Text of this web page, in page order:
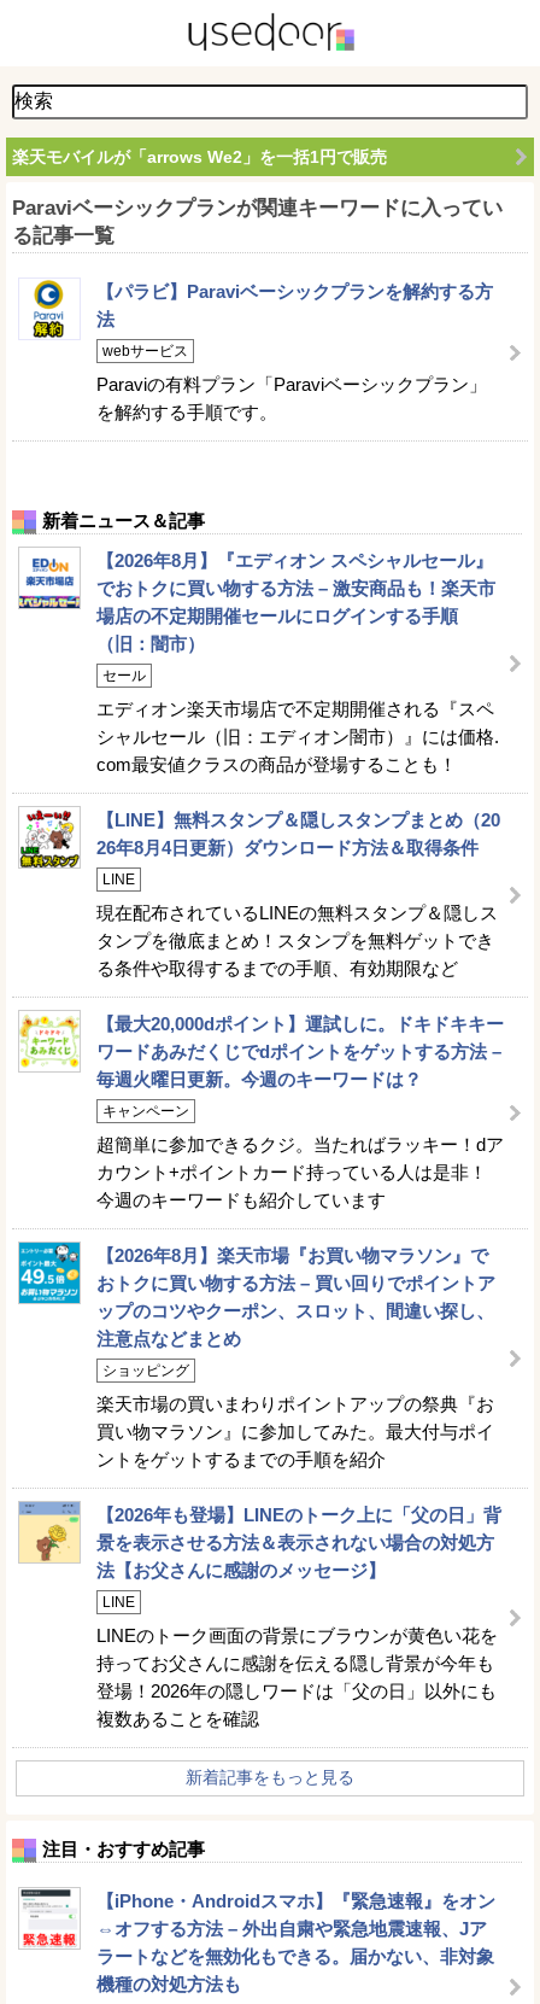
楽天モバイルが「arrows We2」を一括1円で販売
Paraviベーシックプランが関連キーワードに入ってい
る記事一覧
【パラビ】Paraviベーシックプランを解約する方
法
webサービス
Paraviの有料プラン「Paraviベーシックプラン」
を解約する手順です。
新着ニュース＆記事
【2026年8月】『エディオン スペシャルセール』
でおトクに買い物する方法 – 激安商品も！楽天市
場店の不定期開催セールにログインする手順
（旧：闇市）
セール
エディオン楽天市場店で不定期開催される『スペ
シャルセール（旧：エディオン闇市）』には価格.
com最安値クラスの商品が登場することも！
【LINE】無料スタンプ＆隠しスタンプまとめ（20
26年8月4日更新）ダウンロード方法＆取得条件
LINE
現在配布されているLINEの無料スタンプ＆隠しス
タンプを徹底まとめ！スタンプを無料ゲットでき
る条件や取得するまでの手順、有効期限など
【最大20,000dポイント】運試しに。ドキドキキー
ワードあみだくじでdポイントをゲットする方法 –
毎週火曜日更新。今週のキーワードは？
キャンペーン
超簡単に参加できるクジ。当たればラッキー！dア
カウント+ポイントカード持っている人は是非！
今週のキーワードも紹介しています
【2026年8月】楽天市場『お買い物マラソン』で
おトクに買い物する方法 – 買い回りでポイントア
ップのコツやクーポン、スロット、間違い探し、
注意点などまとめ
ショッピング
楽天市場の買いまわりポイントアップの祭典『お
買い物マラソン』に参加してみた。最大付与ポイ
ントをゲットするまでの手順を紹介
【2026年も登場】LINEのトーク上に「父の日」背
景を表示させる方法＆表示されない場合の対処方
法【お父さんに感謝のメッセージ】
LINE
LINEのトーク画面の背景にブラウンが黄色い花を
持ってお父さんに感謝を伝える隠し背景が今年も
登場！2026年の隠しワードは「父の日」以外にも
複数あることを確認
新着記事をもっと見る
注目・おすすめ記事
【iPhone・Androidスマホ】『緊急速報』をオン
⇔オフする方法 – 外出自粛や緊急地震速報、Jア
ラートなどを無効化もできる。届かない、非対象
機種の対処方法も